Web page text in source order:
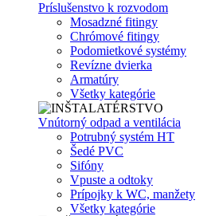
Príslušenstvo k rozvodom
Mosadzné fitingy
Chrómové fitingy
Podomietkové systémy
Revízne dvierka
Armatúry
Všetky kategórie
Vnútorný odpad a ventilácia
Potrubný systém HT
Šedé PVC
Sifóny
Vpuste a odtoky
Prípojky k WC, manžety
Všetky kategórie